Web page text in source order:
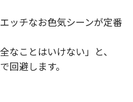
ッチなお色気シーンが定番
なことはいけない」と、
回避します。